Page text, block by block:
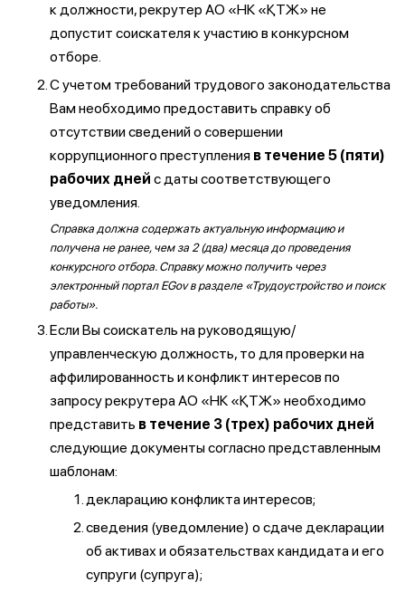
к должности, рекрутер АО «НК «ҚТЖ» не
допустит соискателя к участию в конкурсном
отборе.
С учетом требований трудового законодательства
Вам необходимо предоставить справку об
отсутствии сведений о совершении
коррупционного преступления в течение 5 (пяти)
рабочих дней с даты соответствующего
уведомления.
Справка должна содержать актуальную информацию и
получена не ранее, чем за 2 (два) месяца до проведения
конкурсного отбора. Справку можно получить через
электронный портал EGov в разделе «Трудоустройство и поиск
работы».
Если Вы соискатель на руководящую/
управленческую должность, то для проверки на
аффилированность и конфликт интересов по
запросу рекрутера АО «НК «ҚТЖ» необходимо
представить в течение 3 (трех) рабочих дней
следующие документы согласно представленным
шаблонам:
декларацию конфликта интересов;
сведения (уведомление) о сдаче декларации
об активах и обязательствах кандидата и его
супруги (супруга);